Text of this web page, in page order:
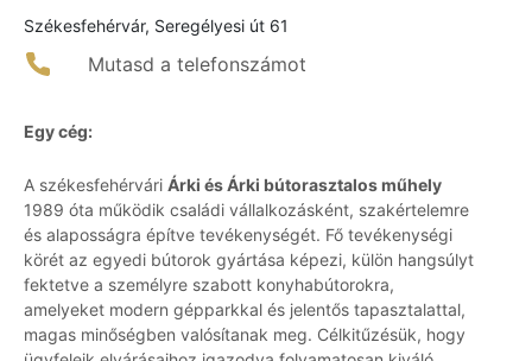
Székesfehérvár, Seregélyesi út 61
Mutasd a telefonszámot
Egy cég:
A székesfehérvári Árki és Árki bútorasztalos műhely
1989 óta működik családi vállalkozásként, szakértelemre
és alaposságra építve tevékenységét. Fő tevékenységi
körét az egyedi bútorok gyártása képezi, külön hangsúlyt
fektetve a személyre szabott konyhabútorokra,
amelyeket modern gépparkkal és jelentős tapasztalattal,
magas minőségben valósítanak meg. Célkitűzésük, hogy